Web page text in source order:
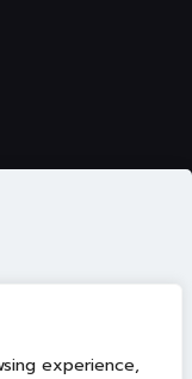
experience,
รใช้งานเว็บไซต์ของ
ตัว ท่านสามารถศึกษา